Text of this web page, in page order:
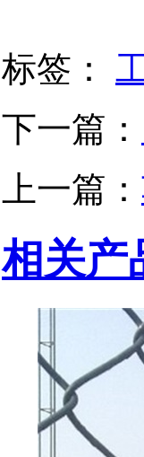
标签：
下一篇：
上一篇：
相关产